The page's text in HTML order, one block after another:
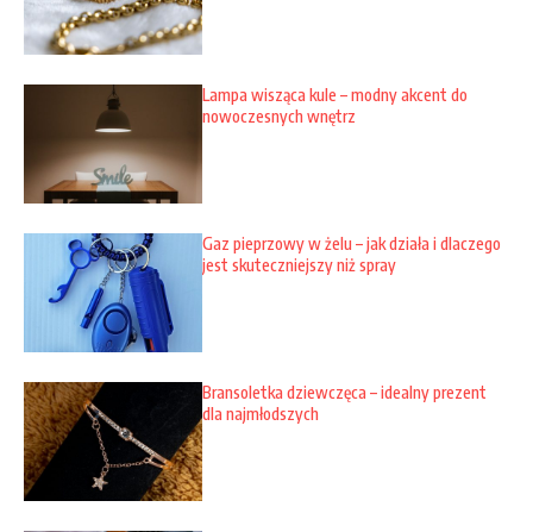
Lampa wisząca kule – modny akcent do
nowoczesnych wnętrz
Gaz pieprzowy w żelu – jak działa i dlaczego
jest skuteczniejszy niż spray
Bransoletka dziewczęca – idealny prezent
dla najmłodszych